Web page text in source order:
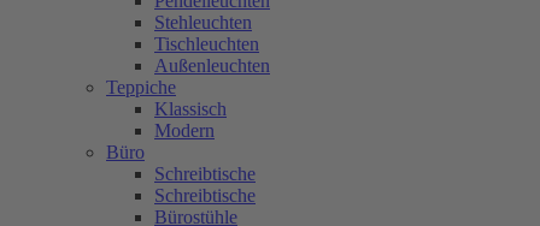
Stehleuchten
Tischleuchten
Außenleuchten
Teppiche
Klassisch
Modern
Büro
Schreibtische
Schreibtische
Bürostühle